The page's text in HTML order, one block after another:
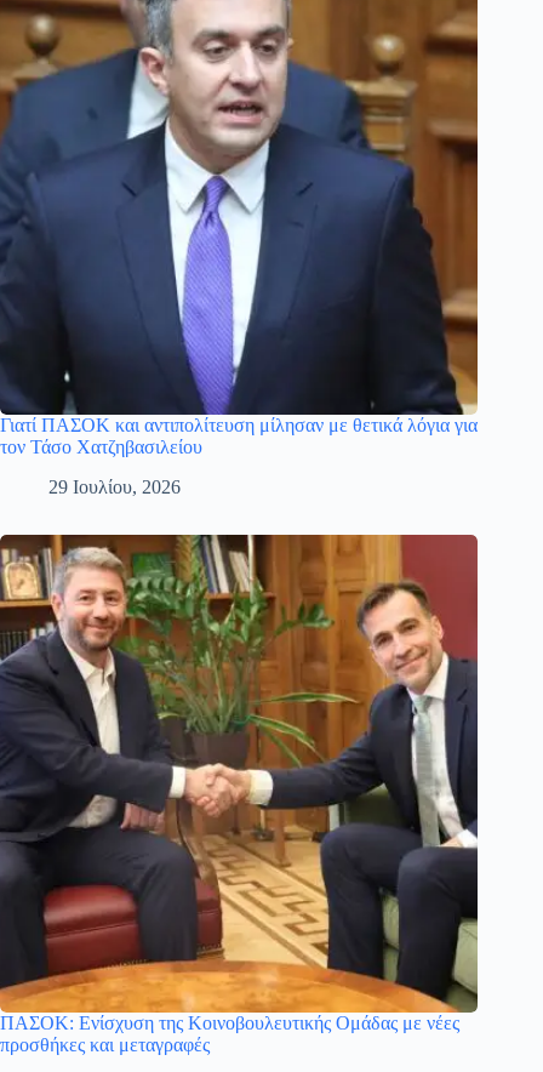
Γιατί ΠΑΣΟΚ και αντιπολίτευση μίλησαν με θετικά λόγια για
τον Τάσο Χατζηβασιλείου
29 Ιουλίου, 2026
ΠΑΣΟΚ: Ενίσχυση της Κοινοβουλευτικής Ομάδας με νέες
προσθήκες και μεταγραφές